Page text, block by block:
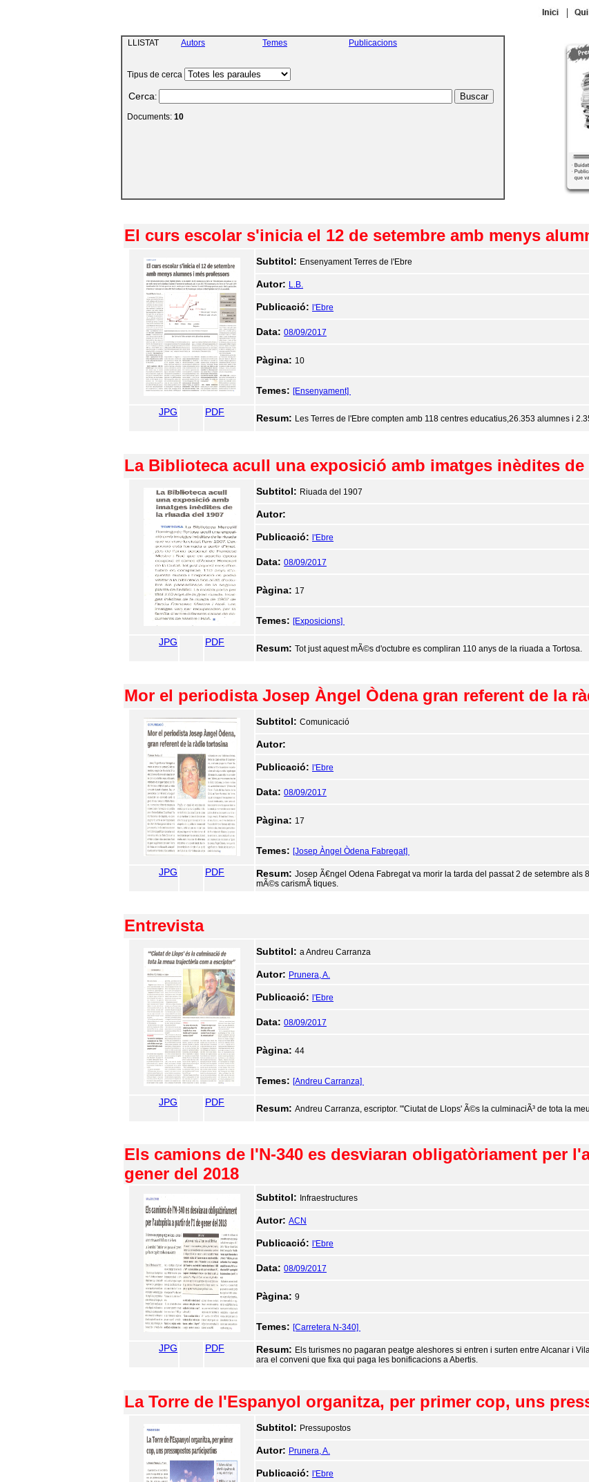
|
LLISTAT Autors Temes Publicacions
Tipus de cerca
Cerca:
Documents: 10
El curs escolar s'inicia el 12 de setembre amb menys
Subtitol: Ensenyament Terres de l'Ebre
Autor: L.B.
Publicació: l'Ebre
Data: 08/09/2017
Pàgina: 10
Temes: [Ensenyament]
JPG PDF
Resum: Les Terres de l'Ebre compten amb 118 centres educatius,26.353 alumnes i
La Biblioteca acull una exposició amb imatges inèdites de
Subtitol: Riuada del 1907
Autor:
Publicació: l'Ebre
Data: 08/09/2017
Pàgina: 17
Temes: [Exposicions]
JPG PDF
Resum: Tot just aquest mÃ©s d'octubre es compliran 110 anys de la riuada a Tortosa.
Mor el periodista Josep Àngel Òdena gran referent de la
Subtitol: Comunicació
Autor:
Publicació: l'Ebre
Data: 08/09/2017
Pàgina: 17
Temes: [Josep Àngel Òdena Fabregat]
JPG PDF Resum: Josep Ã€ngel Odena Fabregat va morir la tarda del passat 2 de setembre als
mÃ©s carismÃ tiques.
Entrevista
Subtitol: a Andreu Carranza
Autor: Prunera, A.
Publicació: l'Ebre
Data: 08/09/2017
Pàgina: 44
Temes: [Andreu Carranza]
JPG PDF
Resum: Andreu Carranza, escriptor. "'Ciutat de Llops' Ã©s la culminaciÃ³ de tota la
Els camions de l'N-340 es desviaran obligatòriament per
gener del 2018
Subtitol: Infraestructures
Autor: ACN
Publicació: l'Ebre
Data: 08/09/2017
Pàgina: 9
Temes: [Carretera N-340]
JPG PDF Resum: Els turismes no pagaran peatge aleshores si entren i surten entre Alcanar i
ara el conveni que fixa qui paga les bonificacions a Abertis.
La Torre de l'Espanyol organitza, per primer cop, uns
Subtitol: Pressupostos
Autor: Prunera, A.
Publicació: l'Ebre